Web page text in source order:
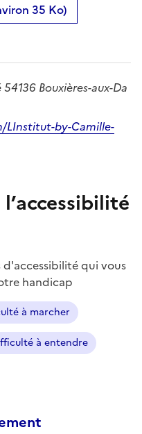
35 Ko)
Bouxières-aux-Da
LInstitut-by-Camille-
qui vous
handicap
à marcher
à entendre